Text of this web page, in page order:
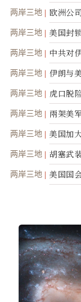
职责
两岸三地
欧洲公
美军基
两岸三地 美国封
两岸三地
中共对
接技术
两岸三地 伊朗与
两岸三地 虎口脱
两岸三地
兩架美
踪
两岸三地
美国加
民权力
两岸三地
胡塞武
面入侵
两岸三地 美国国